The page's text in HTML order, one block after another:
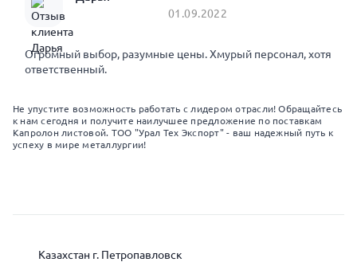
01.09.2022
Огромный выбор, разумные цены. Хмурый персонал, хотя
ответственный.
Не упустите возможность работать с лидером отрасли! Обращайтесь
к нам сегодня и получите наилучшее предложение по поставкам
Капролон листовой. ТОО "Урал Тех Экспорт" - ваш надежный путь к
успеху в мире металлургии!
Казахстан г. Петропавловск